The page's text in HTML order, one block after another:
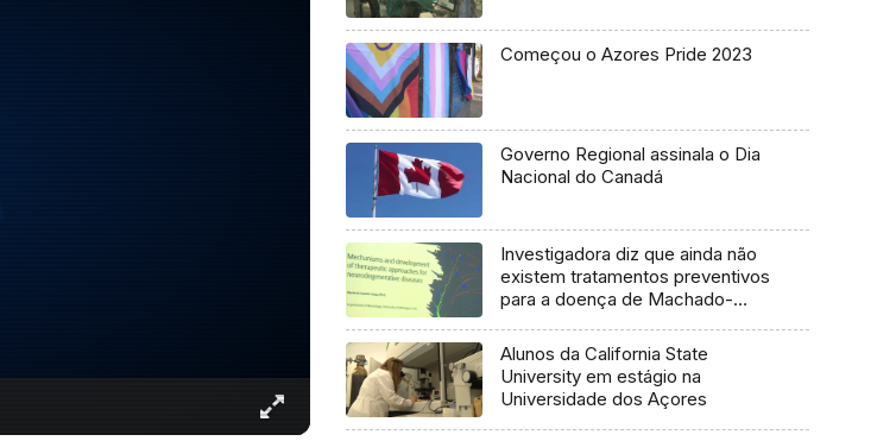
Começou o Azores Pride 2023
Governo Regional assinala o Dia
Nacional do Canadá
Investigadora diz que ainda não
existem tratamentos preventivos
para a doença de Machado-
Alunos da California State
University em estágio na
Universidade dos Açores